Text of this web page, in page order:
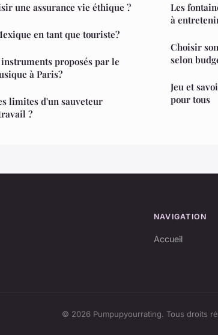
une assurance vie éthique ?
en tant que touriste?
proposés par le
à Paris?
limites d'un sauveteur
?
Les
à
Choisir
selon
Jeu et
pour tous
NAVIGATION
Accueil
© 2026 Pumpupyourrating. Tous droits